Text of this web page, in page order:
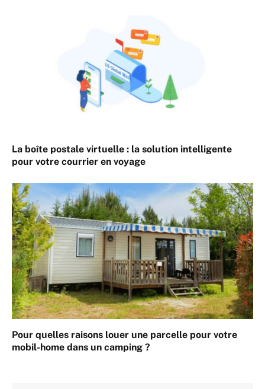
La boîte postale virtuelle : la solution intelligente
pour votre courrier en voyage
Pour quelles raisons louer une parcelle pour votre
mobil-home dans un camping ?